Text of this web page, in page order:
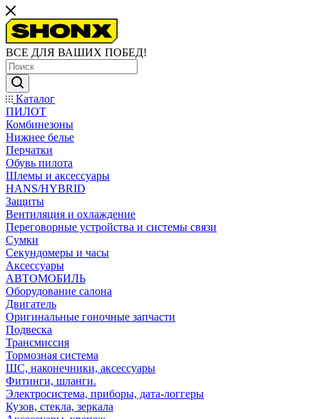
ВСЕ ДЛЯ ВАШИХ ПОБЕД!
Каталог
ПИЛОТ
Комбинезоны
Нижнее белье
Перчатки
Обувь пилота
Шлемы и аксессуары
HANS/HYBRID
Защиты
Вентиляция и охлаждение
Переговорные устройства и системы связи
Сумки
Секундомеры и часы
Аксессуары
АВТОМОБИЛЬ
Оборудование салона
Двигатель
Оригинальные гоночные запчасти
Подвеска
Трансмиссия
Тормозная система
ШС, наконечники, аксессуары
Фитинги, шланги.
Электросистема, приборы, дата-логгеры
Кузов, стекла, зеркала